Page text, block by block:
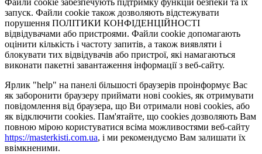
Файли cookie забезпечують підтримку функцій безпеки та їх
запуск. Файли cookie також дозволяють відстежувати
порушення ПОЛІТИКИ КОНФІДЕНЦІЙНОСТІ
відвідувачами або пристроями. Файли cookie допомагають
оцінити кількість і частоту запитів, а також виявляти і
блокувати тих відвідувачів або пристрої, які намагаються
виконати пакетні завантаження інформації з веб-сайту.
Ярлик "help" на панелі більшості браузерів проінформує Вас
як заборонити браузеру приймати нові cookies, як отримувати
повідомлення від браузера, що Ви отримали нові cookies, або
як відключити cookies. Пам'ятайте, що cookies дозволяють Вам
повною мірою користуватися всіма можливостями веб-сайту
https://masterkisti.com.ua, і ми рекомендуємо Вам залишати їх
ввімкненими.